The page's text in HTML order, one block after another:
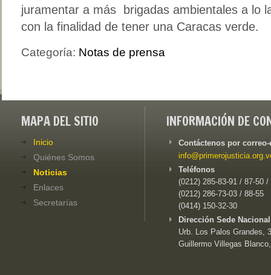
juramentar a más brigadas ambientales a lo
con la finalidad de tener una Caracas verde.
Categoría: Notas de prensa
MAPA DEL SITIO
Inicio
Quiénes Somos
Noticias
Enlaces
Secretarías
INFORMACIÓN DE
Contáctenos por
Teléfonos
(0212) 285-83-91 / 87-50 /
(0212) 286-73-03 / 88-55
(0414) 150-32-30
Dirección Sede
Urb. Los Palos Grandes,
Guillermo Villegas